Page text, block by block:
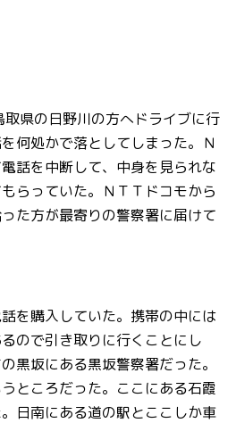
県の日野川の方へドライブに行
何処かで落としてしまった。Ｎ
話を中断して、中身を見られな
らっていた。ＮＴＴドコモから
た方が最寄りの警察署に届けて
を購入していた。携帯の中には
ので引き取りに行くことにし
黒坂にある黒坂警察署だった。
ところだった。ここにある石霞
日南にある道の駅とここしか車